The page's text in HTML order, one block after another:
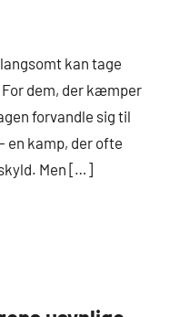
kan tage
dem, der kæmper
forvandle sig til
en kamp, der ofte
Men […]